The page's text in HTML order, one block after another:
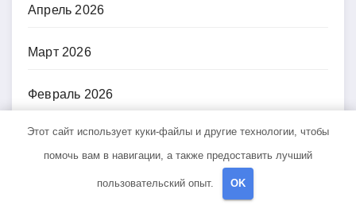
Апрель 2026
Март 2026
Февраль 2026
Ноябрь 2024
Октябрь 2024
Этот сайт использует куки-файлы и другие технологии, чтобы
помочь вам в навигации, а также предоставить лучший
пользовательский опыт. OK